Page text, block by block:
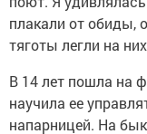
плакали от обиды,
тяготы легли на
В 14 лет пошла на
научила ее
напарницей. На